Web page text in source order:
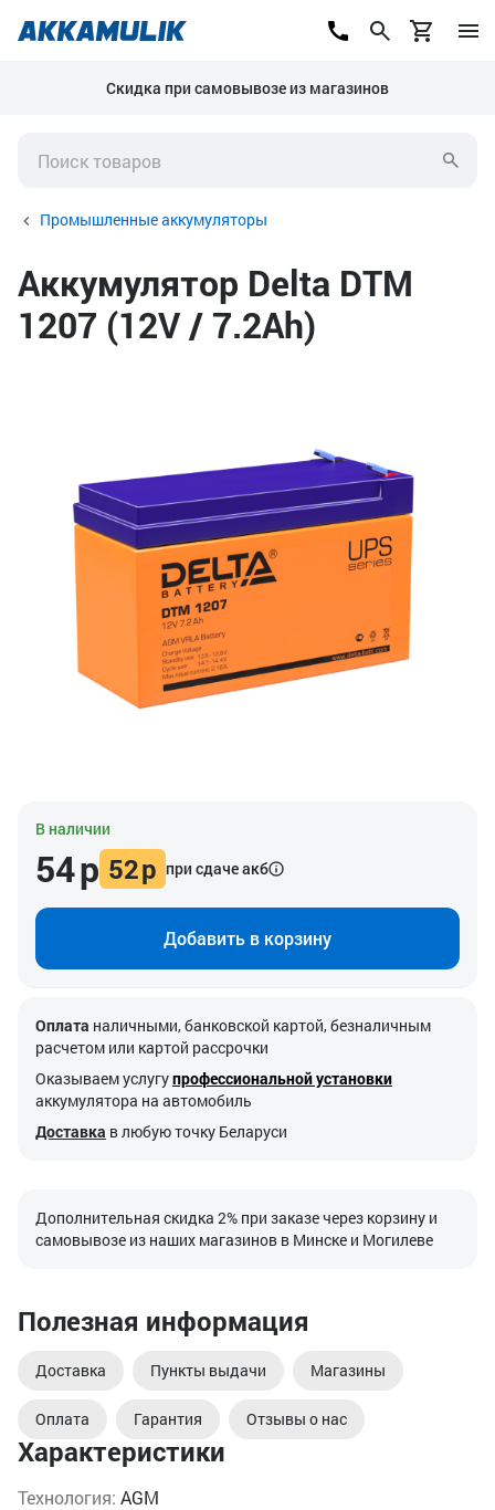
Скидка при самовывозе из магазинов
Промышленные аккумуляторы
Аккумулятор Delta DTM
1207 (12V / 7.2Ah)
Характеристики
Технология: AGM
В наличии
54р 52р при сдаче акб
Добавить в корзину
Оплата наличными, банковской картой, безналичным
расчетом или картой рассрочки
Оказываем услугупрофессиональной установки
аккумулятора на автомобиль
Доставка в любую точку Беларуси
Дополнительная скидка 2% при заказе через корзину и
самовывозе из наших магазинов в Минске и Могилеве
Полезная информация
Доставка Пункты выдачи Магазины
Оплата Гарантия Отзывы о нас